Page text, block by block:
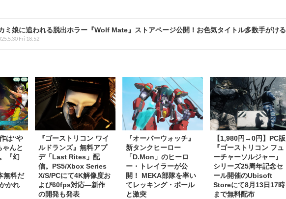
ミ娘に追われる脱出ホラー『Wolf Mate』ストアページ公開！お色気タイトル多数手がける
Fri 18:52
は“や
ゃんと
『幻
無料だ
かれ
『ゴーストリコン ワイ
ルドランズ』無料アプ
デ「Last Rites」配
信。PS5/Xbox Series
X/S/PCにて4K解像度お
よび60fps対応―新作
の開発も発表
『オーバーウォッチ』
新タンクヒーロー
「D.Mon」のヒーロ
ー・トレイラーが公
開！ MEKA部隊を率い
てレッキング・ボール
と激突
【1,980円→0円】PC版
『ゴーストリコン フュ
ーチャーソルジャー』
シリーズ25周年記念セ
ール開催のUbisoft
Storeにて8月13日17時
まで無料配布